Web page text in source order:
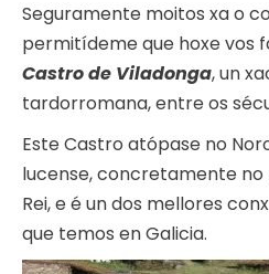
Seguramente moitos xa o
permitídeme que hoxe vos
Castro de Viladonga, un
tardorromana, entre os
Este Castro atópase no
lucense, concretamente
Rei, e é un dos mellores
que temos en Galicia.